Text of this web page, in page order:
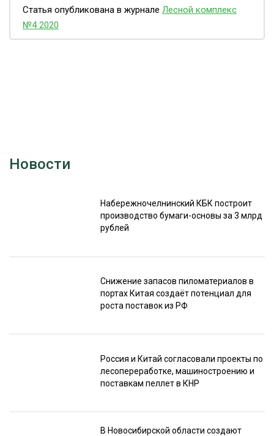
Статья опубликована в журнале Лесной комплекс
№4 2020
Новости
Набережночелнинский КБК построит
производство бумаги-основы за 3 млрд
рублей
Снижение запасов пиломатериалов в
портах Китая создаёт потенциал для
роста поставок из РФ
Россия и Китай согласовали проекты по
лесопереработке, машиностроению и
поставкам пеллет в КНР
В Новосибирской области создают